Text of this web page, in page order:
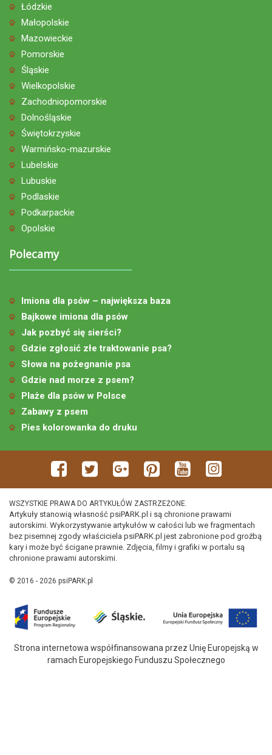
Łódzkie
Małopolskie
Mazowieckie
Pomorskie
Śląskie
Wielkopolskie
Zachodniopomorskie
Dolnośląskie
Świętokrzyskie
Warmińsko-mazurskie
Lubelskie
Lubuskie
Podlaskie
Podkarpackie
Opolskie
Polecamy
Imiona dla psów – największa baza
Bajkowe imiona dla psów
Jak pozbyć się sierści?
Gdzie zgłosić złe traktowanie psa?
Słowa na pożegnanie psa
Gdzie nad morze z psem?
Plaże dla psów w Polsce
Zabawy z psem
Pies kolorowanka do druku
WSZYSTKIE PRAWA DO ARTYKUŁÓW ZASTRZEŻONE.
Artykuły stanowią własność psiPARK.pl i są chronione prawami
autorskimi. Wykorzystywanie artykułów w całości lub we fragmentach
bez pisemnej zgody właściciela psiPARK.pl jest zabronione pod groźbą
kary i może być ścigane prawnie. Zdjęcia, filmy i grafiki w portalu są
chronione prawami autorskimi.
© 2016 - 2026 psiPARK.pl
Strona internetowa współfinansowana przez Unię Europejską w
ramach Europejskiego Funduszu Społecznego